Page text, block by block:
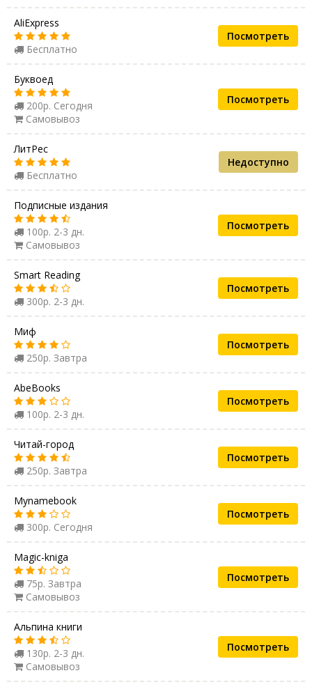
AliExpress
Бесплатно
Посмотреть
Буквоед
200р. Сегодня
Самовывоз
Посмотреть
ЛитРес
Бесплатно
Недоступно
Подписные издания
100р. 2-3 дн.
Самовывоз
Посмотреть
Smart Reading
300р. 2-3 дн.
Посмотреть
Миф
250р. Завтра
Посмотреть
AbeBooks
100р. 2-3 дн.
Посмотреть
Читай-город
250р. Завтра
Посмотреть
Mynamebook
300р. Сегодня
Посмотреть
Magic-kniga
75р. Завтра
Самовывоз
Посмотреть
Альпина книги
130р. 2-3 дн.
Самовывоз
Посмотреть